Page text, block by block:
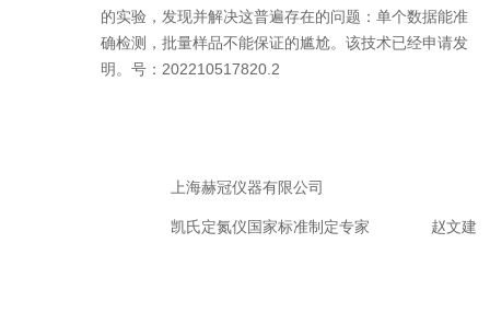
的实验，发现并解决这普遍存在的问题：单个数据能准
确检测，批量样品不能保证的尴尬。该技术已经申请发
明。 号： 202210517820.2
上海赫冠仪器有限公司
凯氏定氮仪国家标准制定专家 赵文建